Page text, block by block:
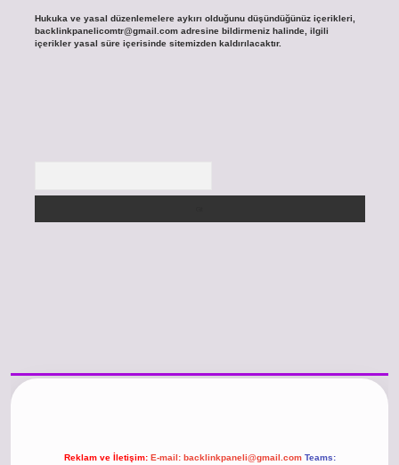
Hukuka ve yasal düzenlemelere aykırı olduğunu düşündüğünüz içerikleri,
backlinkpanelicomtr@gmail.comadresine bildirmeniz halinde, ilgili
içerikler yasal süre içerisinde sitemizden kaldırılacaktır.
Reklam ve İletişim: E-mail: backlinkpaneli@gmail.com Teams: